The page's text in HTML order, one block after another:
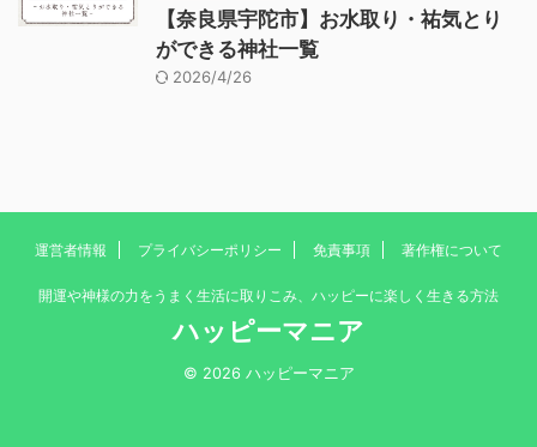
【奈良県宇陀市】お水取り・祐気とり
ができる神社一覧
2026/4/26
運営者情報 プライバシーポリシー 免責事項 著作権について
開運や神様の力をうまく生活に取りこみ、ハッピーに楽しく生きる方法
ハッピーマニア
© 2026 ハッピーマニア